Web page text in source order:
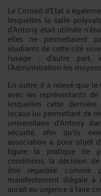
Le Conseil d’Etat a
lesquelles la salle
d'Antony était utilisée
elles ne permettaient
étudiants de cette cité
l'usage ; d'autre part,
l'Administration les
En outre, il a relevé que
avec les représentants
lesquelles cette
locaux lui permettant de
universitaire d'Antony
sécurité, afin qu'ils
association a pour objet
figure la pratique de
conditions, la décision
être regardée
manifestement illégale
aurait eu urgence à faire